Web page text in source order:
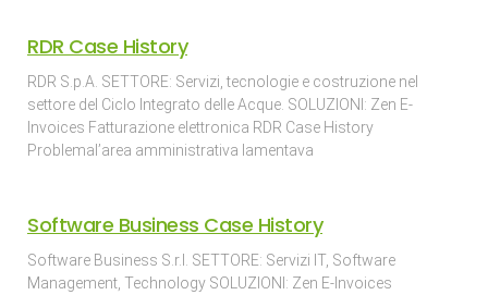
RDR Case History
RDR S.p.A. SETTORE: Servizi, tecnologie e costruzione nel
settore del Ciclo Integrato delle Acque. SOLUZIONI: Zen E-
Invoices Fatturazione elettronica RDR Case History
Problemal’area amministrativa lamentava
Software Business Case History
Software Business S.r.l. SETTORE: Servizi IT, Software
Management, Technology SOLUZIONI: Zen E-Invoices